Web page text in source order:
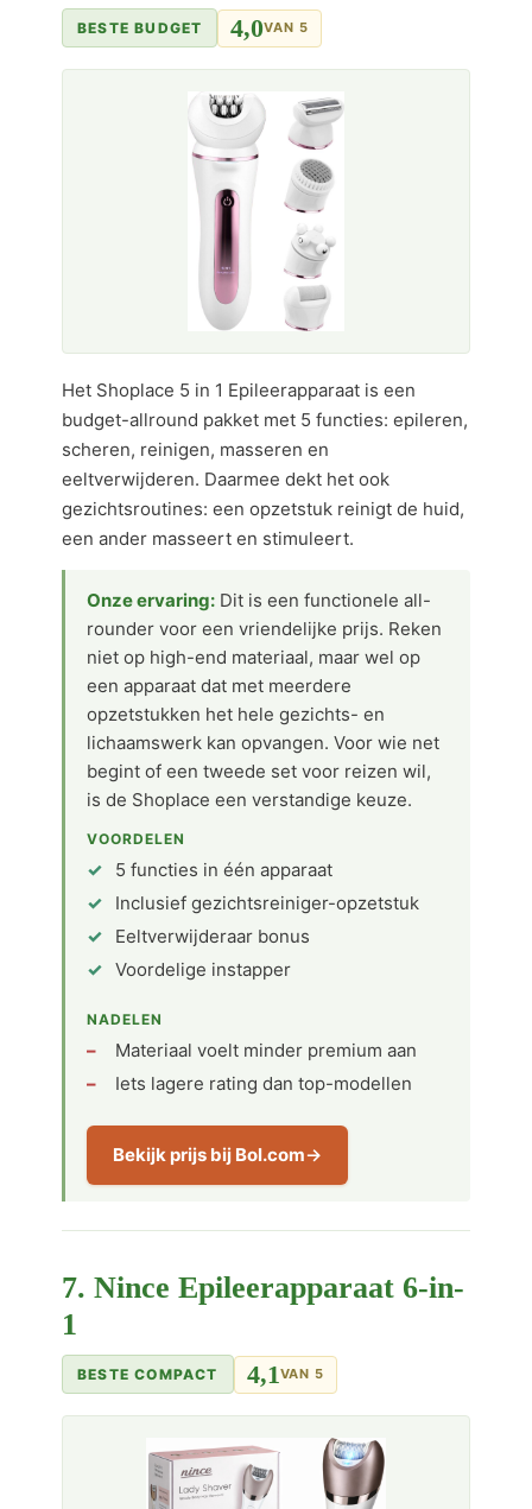
BESTE BUDGET 4,0VAN 5
Het Shoplace 5 in 1 Epileerapparaat is een
budget-allround pakket met 5 functies: epileren,
scheren, reinigen, masseren en
eeltverwijderen. Daarmee dekt het ook
gezichtsroutines: een opzetstuk reinigt de huid,
een ander masseert en stimuleert.
Onze ervaring: Dit is een functionele all-
rounder voor een vriendelijke prijs. Reken
niet op high-end materiaal, maar wel op
een apparaat dat met meerdere
opzetstukken het hele gezichts- en
lichaamswerk kan opvangen. Voor wie net
begint of een tweede set voor reizen wil,
is de Shoplace een verstandige keuze.
VOORDELEN
5 functies in één apparaat
Inclusief gezichtsreiniger-opzetstuk
Eeltverwijderaar bonus
Voordelige instapper
NADELEN
Materiaal voelt minder premium aan
Iets lagere rating dan top-modellen
Bekijk prijs bij Bol.com
7. Nince Epileerapparaat 6-in-
1
BESTE COMPACT 4,1 VAN 5